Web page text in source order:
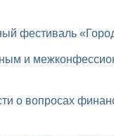
фестиваль